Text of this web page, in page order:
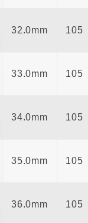
32.0mm 105
33.0mm 105
34.0mm 105
35.0mm 105
36.0mm 105